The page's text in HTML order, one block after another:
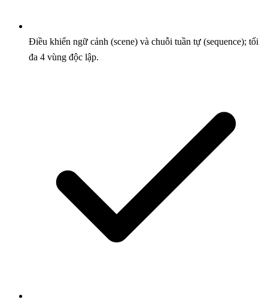
Điều khiển ngữ cảnh (scene) và chuỗi tuần tự (sequence); tối
đa 4 vùng độc lập.